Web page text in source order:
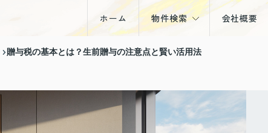
ホーム 物件検索
土地
収益物件
会社概要
贈与税の基本とは？生前贈与の注意点と賢い活用法